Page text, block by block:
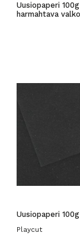
Uusiopaperi
harmahtava
Uusiopaperi
Playcut